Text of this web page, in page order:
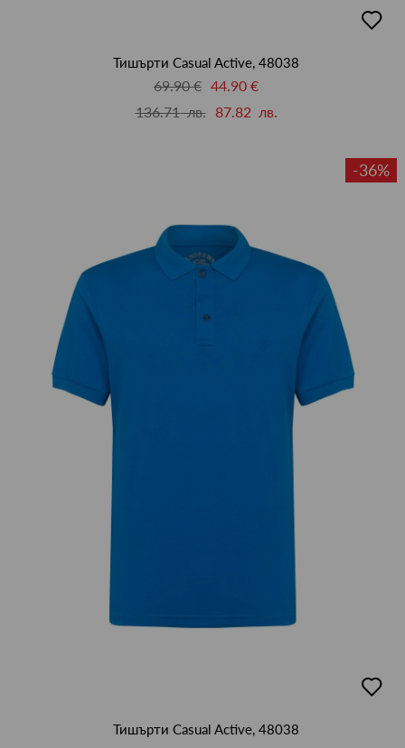
в
Тишърти Casual Active, 48038
69.90 € 44.90 €
136.71 лв.
87.82 лв.
-36%
в
Тишърти Casual Active, 48038